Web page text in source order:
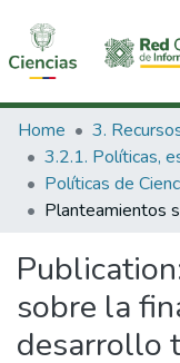
Communities &
All of DSpace
Statistics
Home
sobre la
desarrollo